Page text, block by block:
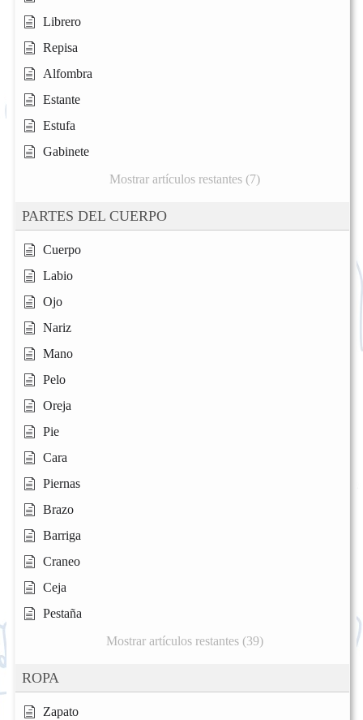
Librero
Repisa
Alfombra
Estante
Estufa
Gabinete
Mostrar artículos restantes (7)
PARTES DEL CUERPO
Cuerpo
Labio
Ojo
Nariz
Mano
Pelo
Oreja
Pie
Cara
Piernas
Brazo
Barriga
Craneo
Ceja
Pestaña
Mostrar artículos restantes (39)
ROPA
Zapato